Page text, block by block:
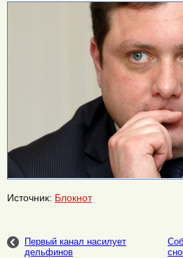
Источник: Блокнот
Первый канал насилует
дельфинов